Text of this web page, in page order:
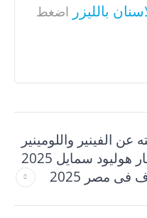
بالليزر اضغط
الفينير واللومينير
هوليود سمايل 2025
مصر​ 2025